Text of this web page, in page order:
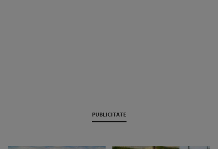
PUBLICITATE